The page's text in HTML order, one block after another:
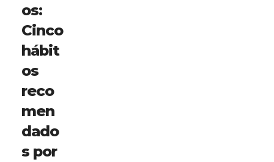
os:
Cinco
hábit
os
reco
men
dado
s por